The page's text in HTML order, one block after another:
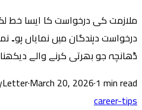
ملازمت کی درخواست کا ایسا خط
درخواست دہندگان میں نمایاں ہو۔
ڈھانچہ جو بھرتی کرنے والے دیکھنا
·March 20, 2026·1 min read
career-tips